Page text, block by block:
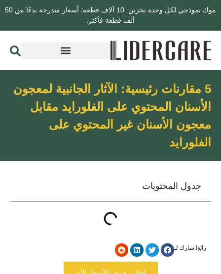
موك نموذجي لكل وحدة تخزين: 10 آلاف قطعة؛ أسعار متدرجة بدءًا من 50
ألف قطعة فأكثر.
5 مقارنات رئيسية: الآثار الجانبية لمعجون
الأسنان المحتوي على الفلورايد مقابل
معجون الأسنان غير المحتوي على
الفلورايد
جدول المحتويات
رائع! شارك لـ